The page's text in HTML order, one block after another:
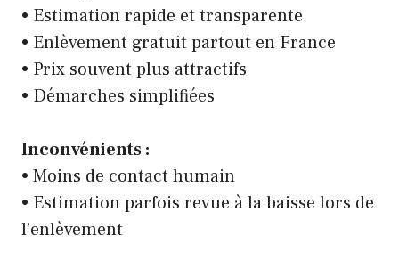
• Estimation rapide et transparente
• Enlèvement gratuit partout en France
• Prix souvent plus attractifs
• Démarches simplifiées
Inconvénients :
• Moins de contact humain
• Estimation parfois revue à la baisse lors de
l’enlèvement